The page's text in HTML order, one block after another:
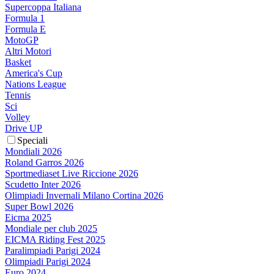
Supercoppa Italiana
Formula 1
Formula E
MotoGP
Altri Motori
Basket
America's Cup
Nations League
Tennis
Sci
Volley
Drive UP
Speciali
Mondiali 2026
Roland Garros 2026
Sportmediaset Live Riccione 2026
Scudetto Inter 2026
Olimpiadi Invernali Milano Cortina 2026
Super Bowl 2026
Eicma 2025
Mondiale per club 2025
EICMA Riding Fest 2025
Paralimpiadi Parigi 2024
Olimpiadi Parigi 2024